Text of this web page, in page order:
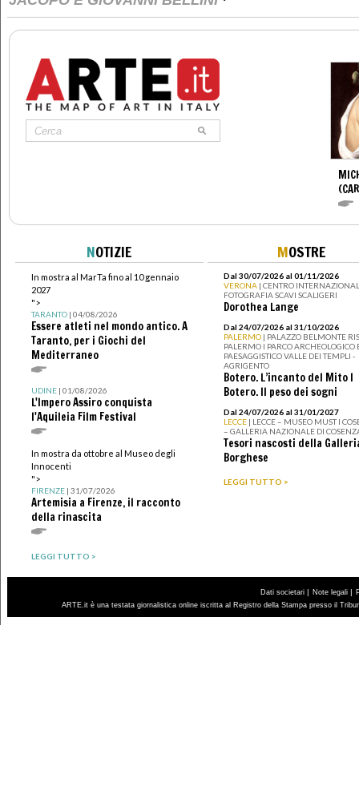
NOTIZIE
In mostra al MarTa fino al 10 gennaio
2027
">
TARANTO| 04/08/2026
Essere atleti nel mondo antico. A
Taranto, per i Giochi del
Mediterraneo
UDINE| 01/08/2026
L'Impero Assiro conquista
l'Aquileia Film Festival
In mostra da ottobre al Museo degli
Innocenti
">
FIRENZE| 31/07/2026
Artemisia a Firenze, il racconto
della rinascita
LEGGI TUTTO >
MOSTRE
Dal 30/07/2026 al 01/11/2026
VERONA | CENTRO
FOTOGRAFIA SCAVI SCALIGERI
Dorothea Lange
Dal 24/07/2026 al 31/10/2026
PALERMO | PALAZZO BELMONTE
PALERMO I PARCO ARCHEOLOGICO
PAESAGGISTICO VALLE DEI TEMPLI -
AGRIGENTO
Botero. L’incanto del Mito I
Botero. Il peso dei sogni
Dal 24/07/2026 al 31/01/2027
LECCE | LECCE – MUSEO MUST I
– GALLERIA NAZIONALE DI
Tesori nascosti della
Borghese
LEGGI TUTTO >
Dati societari | Note legali |
ARTE.it è una testata giornalistica online iscritta al Registro della Stampa presso il